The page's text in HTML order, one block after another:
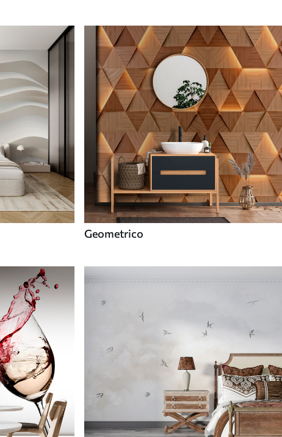
Geometrico